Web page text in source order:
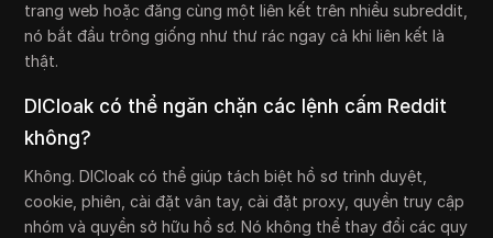
trang web hoặc đăng cùng một liên kết trên nhiều subreddit,
nó bắt đầu trông giống như thư rác ngay cả khi liên kết là
thật.
DICloak có thể ngăn chặn các lệnh cấm Reddit
không?
Không. DICloak có thể giúp tách biệt hồ sơ trình duyệt,
cookie, phiên, cài đặt vân tay, cài đặt proxy, quyền truy cập
nhóm và quyền sở hữu hồ sơ. Nó không thể thay đổi các quy